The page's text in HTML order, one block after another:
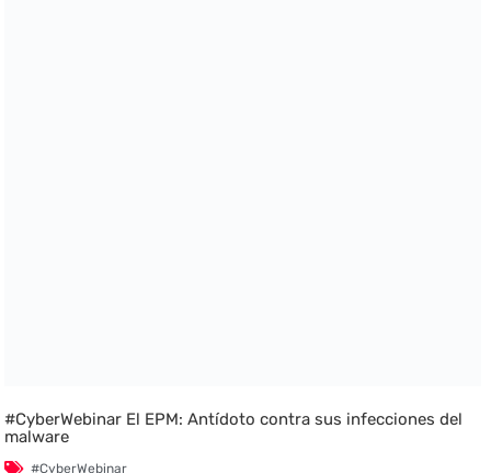
#CyberWebinar El EPM: Antídoto contra sus infecciones del
malware
#CyberWebinar